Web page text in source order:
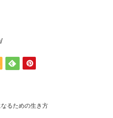
るための生き方